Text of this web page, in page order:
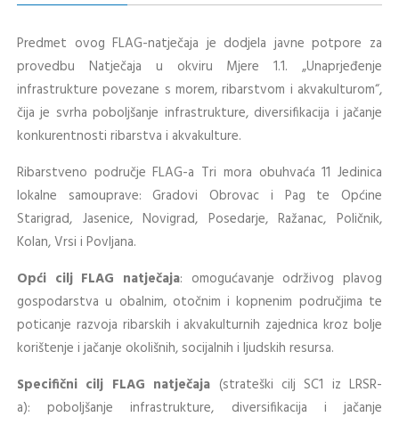
Predmet ovog FLAG-natječaja je dodjela javne potpore za
provedbu Natječaja u okviru Mjere 1.1. „Unaprjeđenje
infrastrukture povezane s morem, ribarstvom i akvakulturom“,
čija je svrha poboljšanje infrastrukture, diversifikacija i jačanje
konkurentnosti ribarstva i akvakulture.
Ribarstveno područje FLAG-a Tri mora obuhvaća 11 Jedinica
lokalne samouprave: Gradovi Obrovac i Pag te Općine
Starigrad, Jasenice, Novigrad, Posedarje, Ražanac, Poličnik,
Kolan, Vrsi i Povljana.
Opći cilj FLAG natječaja: omogućavanje održivog plavog
gospodarstva u obalnim, otočnim i kopnenim područjima te
poticanje razvoja ribarskih i akvakulturnih zajednica kroz bolje
korištenje i jačanje okolišnih, socijalnih i ljudskih resursa.
Specifični cilj FLAG natječaja (strateški cilj SC1 iz LRSR-
a): poboljšanje infrastrukture, diversifikacija i jačanje